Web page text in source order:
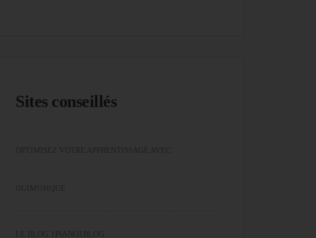
Sites conseillés
OPTIMISEZ VOTRE APPRENTISSAGE AVEC
OUIMUSIQUE